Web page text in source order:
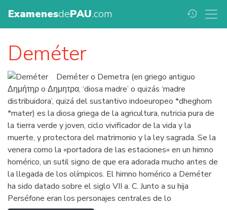
ExamenesdePAU.com history
Deméter
Deméter o Demetra (en griego antiguo
Δημήτηρ o Δημητρα, ‘diosa madre’ o quizás ‘madre
distribuidora’, quizá del sustantivo indoeuropeo *dheghom
*mater) es la diosa griega de la agricultura, nutricia pura de
la tierra verde y joven, ciclo vivificador de la vida y la
muerte, y protectora del matrimonio y la ley sagrada. Se la
venera como la «portadora de las estaciones» en un himno
homérico, un sutil signo de que era adorada mucho antes de
la llegada de los olímpicos. El himno homérico a Deméter
ha sido datado sobre el siglo VII a. C. Junto a su hija
Perséfone eran los personajes centrales de lo